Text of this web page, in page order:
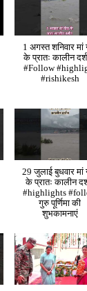
1 अगस्त शनिवार मां
के प्रातः कालीन
#Follow
#rishikesh
29 जुलाई बुधवार मां
के प्रातः कालीन
#highlights
गुरु पूर्णिमा की
शुभकामनाएं